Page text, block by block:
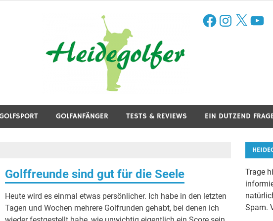
FacebookInstagram
X
GOLFANFÄNGER TESTS & REVIEWS EIN DUTZEND
Golffreunde sind gut für die Seele
Heute wird es einmal etwas persönlicher. Ich habe in den letzten
Tagen und Wochen mehrere Golfrunden gehabt, bei denen ich
Trage
Spam.